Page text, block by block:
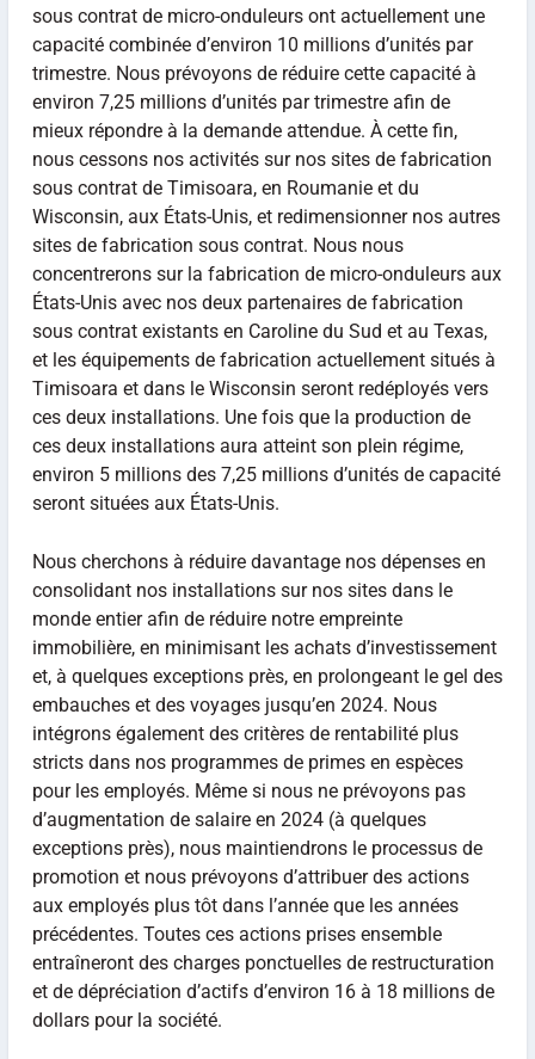
sous contrat de micro-onduleurs ont actuellement une
capacité combinée d’environ 10 millions d’unités par
trimestre. Nous prévoyons de réduire cette capacité à
environ 7,25 millions d’unités par trimestre afin de
mieux répondre à la demande attendue. À cette fin,
nous cessons nos activités sur nos sites de fabrication
sous contrat de Timisoara, en Roumanie et du
Wisconsin, aux États-Unis, et redimensionner nos autres
sites de fabrication sous contrat. Nous nous
concentrerons sur la fabrication de micro-onduleurs aux
États-Unis avec nos deux partenaires de fabrication
sous contrat existants en Caroline du Sud et au Texas,
et les équipements de fabrication actuellement situés à
Timisoara et dans le Wisconsin seront redéployés vers
ces deux installations. Une fois que la production de
ces deux installations aura atteint son plein régime,
environ 5 millions des 7,25 millions d’unités de capacité
seront situées aux États-Unis.
Nous cherchons à réduire davantage nos dépenses en
consolidant nos installations sur nos sites dans le
monde entier afin de réduire notre empreinte
immobilière, en minimisant les achats d’investissement
et, à quelques exceptions près, en prolongeant le gel des
embauches et des voyages jusqu’en 2024. Nous
intégrons également des critères de rentabilité plus
stricts dans nos programmes de primes en espèces
pour les employés. Même si nous ne prévoyons pas
d’augmentation de salaire en 2024 (à quelques
exceptions près), nous maintiendrons le processus de
promotion et nous prévoyons d’attribuer des actions
aux employés plus tôt dans l’année que les années
précédentes. Toutes ces actions prises ensemble
entraîneront des charges ponctuelles de restructuration
et de dépréciation d’actifs d’environ 16 à 18 millions de
dollars pour la société.